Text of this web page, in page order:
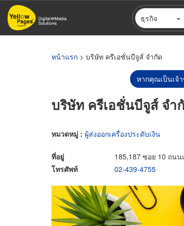
ข้าม
ไป
ธุรกิจ
หน้าแรก > บริษัท ครีเอชั่นบีจูส์ จำกัด
หากคุณเป็นเจ้
บริษัท ครีเอชั่นบีจูส์ จำ
หมวดหมู่ : ผู้ส่งออกเครื่องประดับเงิน
ที่อยู่
185,187 ซอย 10 ถน
โทรศัพท์
02-439-4755